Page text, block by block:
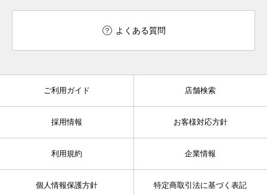
よくある質問
ご利用ガイド 店舗検索
採用情報 お客様対応方針
利用規約 企業情報
個人情報保護方針 特定商取引法に基づく表記